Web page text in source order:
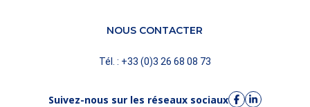
NOUS CONTACTER
Tél. : +33 (0)3 26 68 08 73
Suivez-nous sur les réseaux sociaux